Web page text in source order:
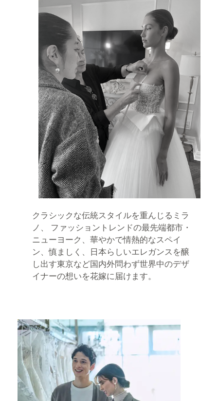
クラシックな伝統スタイルを重んじるミラ
ノ、 ファッショントレンドの最先端都市・
ニューヨーク、華やかで情熱的なスペイ
ン、慎ましく、日本らしいエレガンスを醸
し出す東京など国内外問わず世界中のデザ
イナーの想いを花嫁に届けます。